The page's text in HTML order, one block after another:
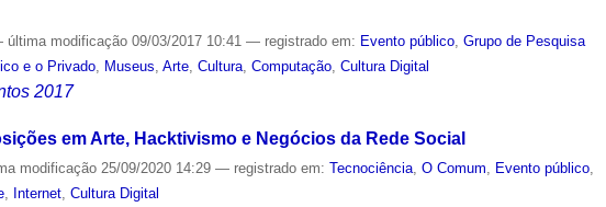
última modificação 09/03/2017 10:41— registrado em: Evento público ,Grupo de Pesquisa
e o Privado
Museus ,Arte ,Cultura ,Computação ,Cultura Digital
2017
em Arte, Hacktivismo e Negócios da Rede Social
modificação 25/09/2020 14:29— registrado em:Tecnociência ,O Comum Evento público
Internet ,Cultura Digital